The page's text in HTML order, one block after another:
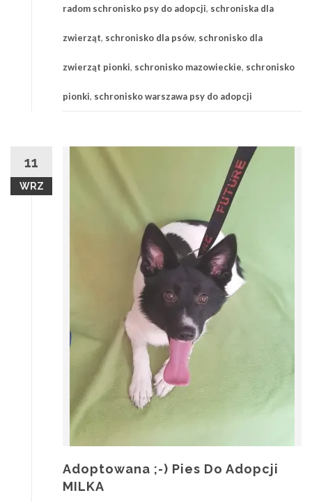
radom schronisko psy do adopcji, schroniska dla
zwierząt, schronisko dla psów, schronisko dla
zwierząt pionki, schronisko mazowieckie, schronisko
pionki, schronisko warszawa psy do adopcji
11
WRZ
Adoptowana ;-) Pies Do Adopcji
MILKA